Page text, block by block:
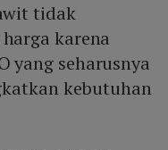
tidak
karena
yang seharusnya
kebutuhan